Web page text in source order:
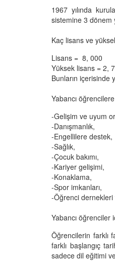
1967 yılında
sistemine 3 dönem
Kaç lisans ve
Lisans = 8, 000
Yüksek lisans = 2,
Bunların içerisinde
Yabancı
-Gelişim ve uyum
-Danışmanlık,
-Engellilere destek,
-Sağlık,
-Çocuk bakımı,
-Kariyer gelişimi,
-Konaklama,
-Spor imkanları,
-Öğrenci
Yabancı öğrenciler
Öğrencilerin farklı
farklı başlangıç
sadece dil eğitimi